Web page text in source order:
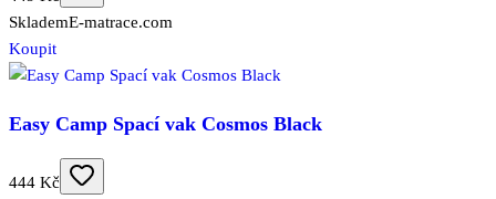
SklademE-matrace.com
Koupit
Easy Camp Spací vak Cosmos Black
444 Kč